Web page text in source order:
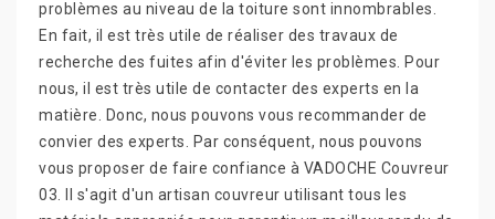
problèmes au niveau de la toiture sont innombrables.
En fait, il est très utile de réaliser des travaux de
recherche des fuites afin d'éviter les problèmes. Pour
nous, il est très utile de contacter des experts en la
matière. Donc, nous pouvons vous recommander de
convier des experts. Par conséquent, nous pouvons
vous proposer de faire confiance à VADOCHE Couvreur
03. Il s'agit d'un artisan couvreur utilisant tous les